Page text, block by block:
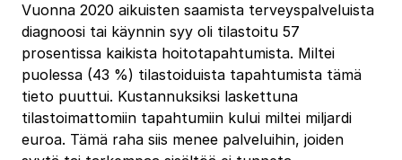
Vuonna 2020 aikuisten saamista terveyspalveluista
diagnoosi tai käynnin syy oli tilastoitu 57
prosentissa kaikista hoitotapahtumista. Miltei
puolessa (43 %) tilastoiduista tapahtumista tämä
tieto puuttui. Kustannuksiksi laskettuna
tilastoimattomiin tapahtumiin kului miltei miljardi
euroa. Tämä raha siis menee palveluihin, joiden